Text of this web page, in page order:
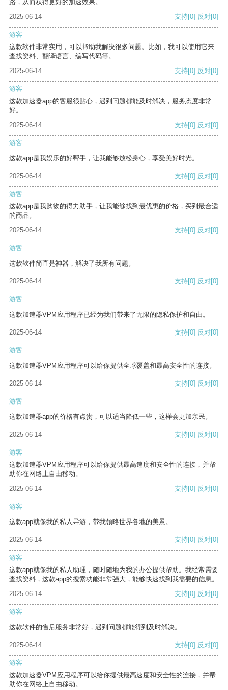
路，从而获得更好的加速效果。
2025-06-14
支持[0] 反对[0]
游客
这款软件非常实用，可以帮助我解决很多问题。比如，我可以使用它来
查找资料、翻译语言、编写代码等。
2025-06-14
支持[0] 反对[0]
游客
这款加速器app的客服很贴心，遇到问题都能及时解决，服务态度非常
好。
2025-06-14
支持[0] 反对[0]
游客
这款app是我娱乐的好帮手，让我能够放松身心，享受美好时光。
2025-06-14 支持[0] 反对[0]
游客
这款app是我购物的得力助手，让我能够找到最优惠的价格，买到最合适
的商品。
2025-06-14
支持[0] 反对[0]
游客
这款软件简直是神器，解决了我所有问题。
2025-06-14 支持[0] 反对[0]
游客
这款加速器VPM应用程序已经为我们带来了无限的隐私保护和自由。
2025-06-14 支持[0] 反对[0]
游客
这款加速器VPM应用程序可以给你提供全球覆盖和最高安全性的连接。
2025-06-14 支持[0] 反对[0]
游客
这款加速器app的价格有点贵，可以适当降低一些，这样会更加亲民。
2025-06-14 支持[0] 反对[0]
游客
这款加速器VPM应用程序可以给你提供最高速度和安全性的连接，并帮
助你在网络上自由移动。
2025-06-14
支持[0] 反对[0]
游客
这款app就像我的私人导游，带我领略世界各地的美景。
2025-06-14 支持[0] 反对[0]
游客
这款app就像我的私人助理，随时随地为我的办公提供帮助。我经常需要
查找资料，这款app的搜索功能非常强大，能够快速找到我需要的信息。
2025-06-14
支持[0] 反对[0]
游客
这款软件的售后服务非常好，遇到问题都能得到及时解决。
2025-06-14 支持[0] 反对[0]
游客
这款加速器VPM应用程序可以给你提供最高速度和安全性的连接，并帮
助你在网络上自由移动。